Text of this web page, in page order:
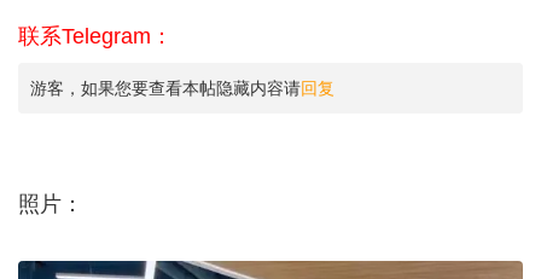
联系Telegram：
游客，如果您要查看本帖隐藏内容请回复
照片：